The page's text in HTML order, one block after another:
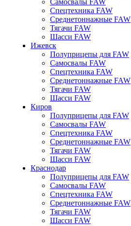
Спецтехника FAW
Среднетоннажные FAW
Тягачи FAW
Шасси FAW
Ижевск
Полуприцепы для FAW
Самосвалы FAW
Спецтехника FAW
Среднетоннажные FAW
Тягачи FAW
Шасси FAW
Киров
Полуприцепы для FAW
Самосвалы FAW
Спецтехника FAW
Среднетоннажные FAW
Тягачи FAW
Шасси FAW
Краснодар
Полуприцепы для FAW
Самосвалы FAW
Спецтехника FAW
Среднетоннажные FAW
Тягачи FAW
Шасси FAW